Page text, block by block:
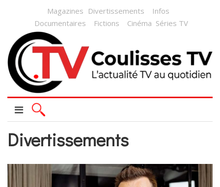
Magazines Divertissements
Infos
Documentaires
Fictions Cinéma Séries TV
Divertissements